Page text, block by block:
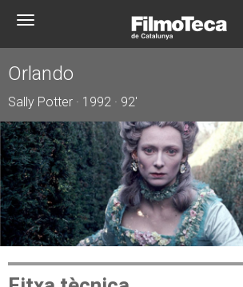
Toggle
Orlando
Sally Potter · 1992 · 92'